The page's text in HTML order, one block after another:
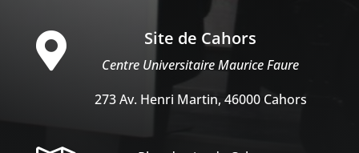
 Site de Cahors
Centre Universitaire Maurice Faure
273 Av. Henri Martin, 46000 Cahors